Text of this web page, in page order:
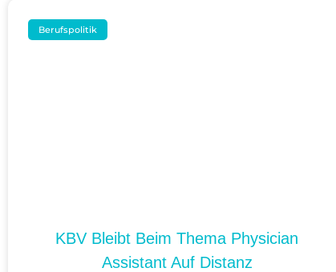
Berufspolitik
KBV Bleibt Beim Thema Physician
Assistant Auf Distanz